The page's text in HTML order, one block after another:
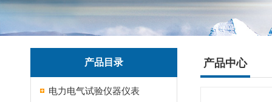
产品目录
电力电气试验仪器仪表
产品中心